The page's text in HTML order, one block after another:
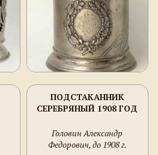
ПОДСТАКАННИК
СЕРЕБРЯНЫЙ 1908 ГОД
Головин Александр
Федорович, до 1908 г.